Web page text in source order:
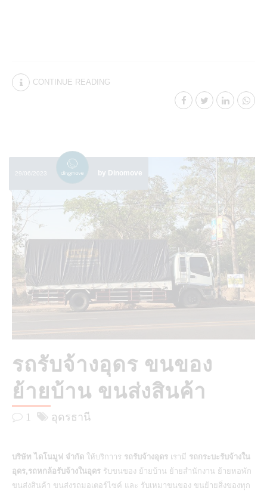
CONTINUE READING
29/06/2023 by Dinomove
รถรับจ้างอุดร ขนของ
ย้ายบ้าน ขนส่งสินค้า
1 อุดรธานี
บริษัท ไดโนมูฟ จำกัด ให้บริกาาร รถรับจ้างอุดร เรามี รถกระบะรับจ้างใน
อุดร,รถหกล้อรับจ้างในอุดร รับขนของ ย้ายบ้าน ย้ายสำนักงาน ย้ายหอพัก
ขนส่งสินค้า ขนส่งรถมอเตอร์ไซค์ และ รับเหมาขนของ ขนย้ายสิ่งของทุก